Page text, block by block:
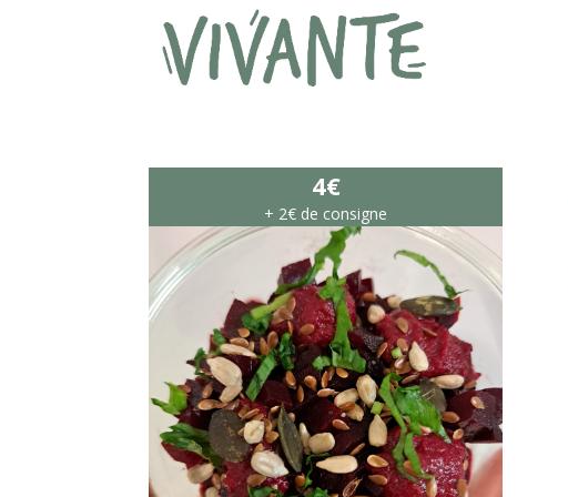
+ 2€ de consigne
4€